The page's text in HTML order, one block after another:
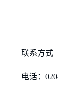
联系方式
电话：